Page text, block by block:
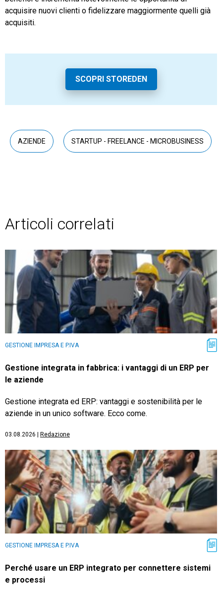
acquisire nuovi clienti o fidelizzare maggiormente quelli già
acquisiti.
SCOPRI STOREDEN
AZIENDE STARTUP - FREELANCE - MICROBUSINESS
Articoli correlati
GESTIONE IMPRESA E P.IVA
Gestione integrata in fabbrica: i vantaggi di un ERP per
le aziende
Gestione integrata ed ERP: vantaggi e sostenibilità per le
aziende in un unico software. Ecco come.
03.08.2026 Redazione
GESTIONE IMPRESA E P.IVA
Perché usare un ERP integrato per connettere sistemi
e processi